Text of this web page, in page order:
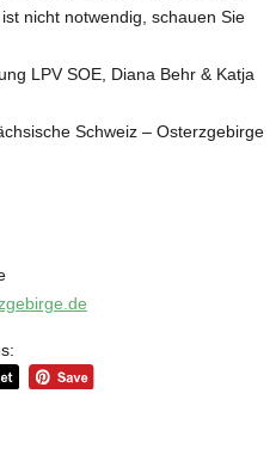
nicht notwendig, schauen Sie
LPV SOE, Diana Behr & Katja
Schweiz – Osterzgebirge